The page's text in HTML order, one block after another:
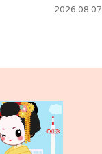
2026.08.07